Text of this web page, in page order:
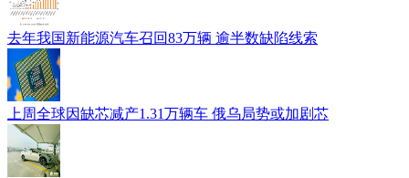
去年我国新能源汽车召回83万辆 逾半数缺陷线索
上周全球因缺芯减产1.31万辆车 俄乌局势或加剧芯